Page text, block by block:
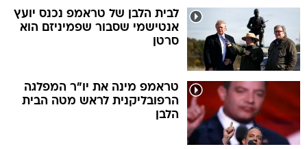
לבית הלבן של טראמפ נכנס יועץ
אנטישמי שסבור שפמיניזם הוא
סרטן
טראמפ מינה את יו"ר המפלגה
הרפובליקנית לראש מטה הבית
הלבן